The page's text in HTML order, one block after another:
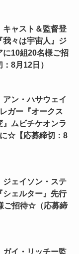
キャスト＆監督登
我々は宇宙人』ジ
に10組20名様ご招
8月12日）
アン・ハサウェイ
ガー『オークス
』ムビチケオンラ
☆【応募締切：8
ジェイソン・ステ
シェルター』先行
ご招待☆（応募締
ガイ・リッチー監